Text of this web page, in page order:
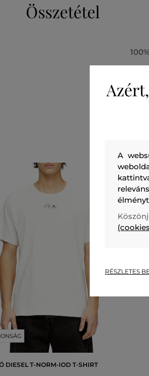
Összetétel
DIESEL T-NORM-IOD T-SHIRT
A
RÉSZLETES